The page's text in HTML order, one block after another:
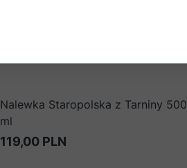
Nalewka Staropolska z Tarniny 500
ml
119,00 PLN